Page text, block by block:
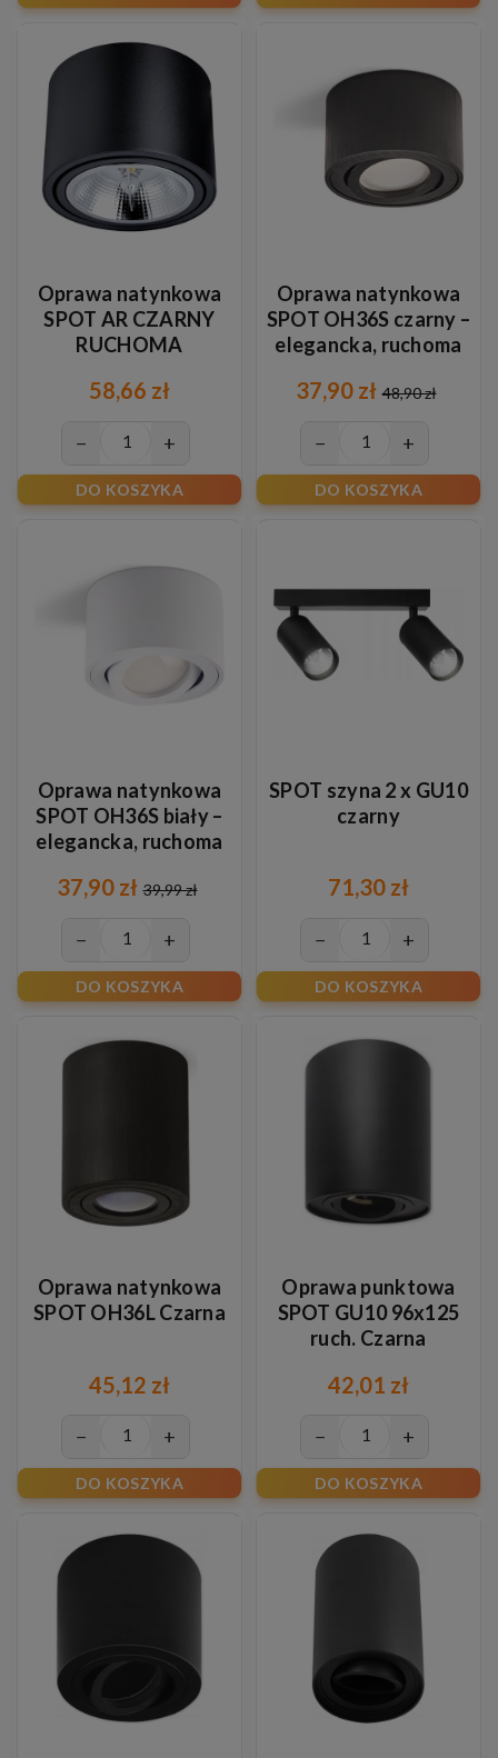
Oprawa natynkowa
SPOT AR CZARNY
RUCHOMA
58,66 zł
− +
DO KOSZYKA
Oprawa natynkowa
SPOT OH36S czarny –
elegancka, ruchoma
37,90 zł 48,90 zł
− +
DO KOSZYKA
Oprawa natynkowa
SPOT OH36S biały –
elegancka, ruchoma
37,90 zł 39,99 zł
− +
DO KOSZYKA
SPOT szyna 2 x GU10
czarny
71,30 zł
− +
DO KOSZYKA
Oprawa natynkowa
SPOT OH36L Czarna
45,12 zł
− +
DO KOSZYKA
Oprawa punktowa
SPOT GU10 96x125
ruch. Czarna
42,01 zł
− +
DO KOSZYKA